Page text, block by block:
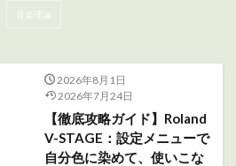
音楽理論
2026年8月1日
2026年7月24日
【徹底攻略ガイド】Roland
V-STAGE：設定メニューで
自分色に染めて、使いこな